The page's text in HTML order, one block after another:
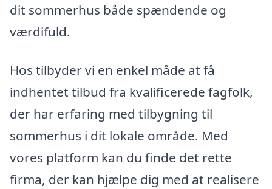
dit sommerhus både spændende og
værdifuld.
Hos tilbyder vi en enkel måde at få
indhentet tilbud fra kvalificerede fagfolk,
der har erfaring med tilbygning til
sommerhus i dit lokale område. Med
vores platform kan du finde det rette
firma, der kan hjælpe dig med at realisere